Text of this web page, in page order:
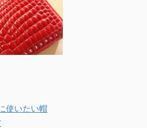
使いたい帽